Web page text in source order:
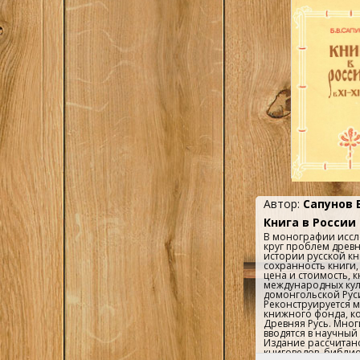
получать от
удовлетворение и
книга для всех
литературы,
понять любимых
произведения.И
анализировать
произведения в
писать о них на
Автор: Сапунов
Книга в России
В монографии
круг проблем
истории русской
сохранность
цена и стоимость,
международных
домонгольской
Реконструируется
книжного фонда,
Древняя Русь.
вводятся в
Издание
книговедов,